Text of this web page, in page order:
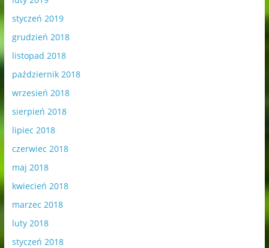
styczeń 2019
grudzień 2018
listopad 2018
październik 2018
wrzesień 2018
sierpień 2018
lipiec 2018
czerwiec 2018
maj 2018
kwiecień 2018
marzec 2018
luty 2018
styczeń 2018